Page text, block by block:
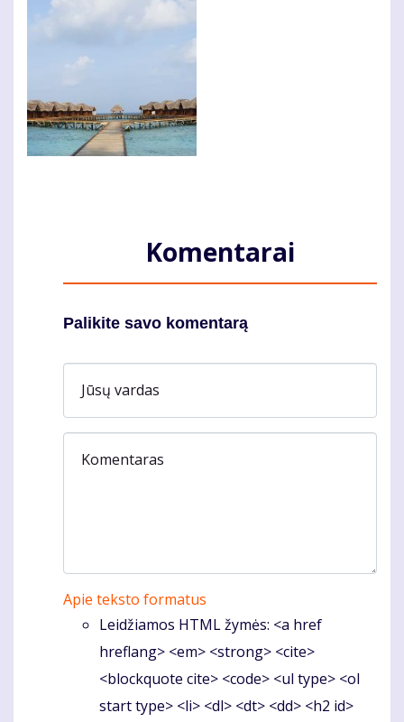
Komentarai
Palikite savo komentarą
Jūsų vardas
Komentaras
Apie teksto formatus
Leidžiamos HTML žymės: <a href
hreflang> <em> <strong> <cite>
<blockquote cite> <code> <ul type> <ol
start type> <li> <dl> <dt> <dd> <h2 id>